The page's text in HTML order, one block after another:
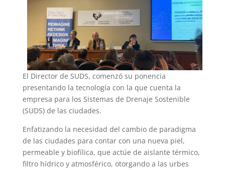
El Director de SUDS, comenzó su ponencia
presentando la tecnología con la que cuenta la
empresa para los Sistemas de Drenaje Sostenible
(SUDS) de las ciudades.
Enfatizando la necesidad del cambio de paradigma
de las ciudades para contar con una nueva piel,
permeable y biofílica, que actúe de aislante térmico,
filtro hídrico y atmosférico, otorgando a las urbes